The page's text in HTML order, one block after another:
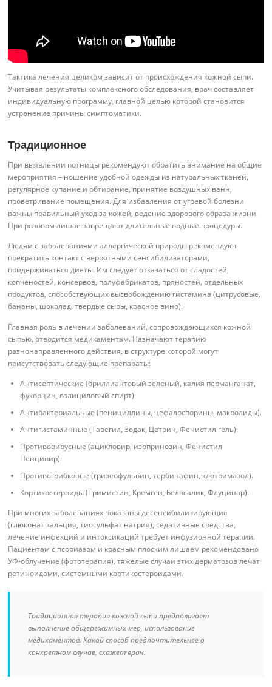
Тактика лечения целиком зависит от происхождения кожной сыпи.
Учитывая результаты комплексного обследования, врач составляет
индивидуальную программу, главной целью которой становится
устранение причины симптоматики.
Традиционное
При выявлении потницы рекомендуют обратить внимание на общие
мероприятия – ношение удобной одежды из натуральных тканей,
регулярное купание и обтирание, принятие воздушных ванн,
проветривание помещения. Для избавления от угревой болезни
важны правильный уход за кожей, ведение здорового образа жизни.
При розовом лишае запрещают длительные водные процедуры.
Людям с заболеваниями аллергической природы рекомендуют
прекратить контакт с вероятными сенсибилизаторами,
придерживаться диеты. Им следует отказаться от сладостей,
копченостей, консервов, полуфабрикатов, пряностей, отдельных
продуктов, способствующих высвобождению гистамина (цитрусовые,
бананы, шоколад, твердые сыры, красное вино).
Главная роль в лечении заболеваний, сопровождающихся кожной
сыпью, отводится медикаментам. Назначают терапию
разнонаправленного действия, в структуре которой могут
присутствовать следующие препараты:
Антисептические (бриллиантовый зеленый, калия перманганат,
фукорцин, салициловый спирт).
Антибактериальные (пенициллины, цефалоспорины, макролиды).
Антигистаминные (Тавегил, Зодак, Цетрин, Фенистил гель).
Противовирусные (ацикловир, изопринозин, Фенистил
Пенцивир).
Противогрибковые (гризеофульвин, тербинафин, клотримазол).
Кортикостероиды (Тримистин, Кремген, Белосалик, Флуцинар).
При многих заболеваниях показаны десенсибилизирующие
(глюконат кальция, тиосульфат натрия), седативные средства,
лечение инфекций и интоксикаций требует инфузионной терапии.
Пациентам с псориазом и красным плоским лишаем рекомендовано
УФ-облучение (фототерапия), тяжелые случаи этих дерматозов лечат
ретиноидами, системными кортикостероидами.
Традиционная терапия кожной сыпи предполагает
выполнение общережимных мер, использование
медикаментов. Какой способ предпочтительнее в
конкретном случае, скажет врач.